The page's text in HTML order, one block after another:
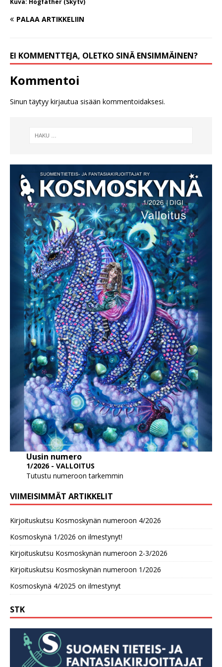
Kuva: Hogfather (Skytv)
PALAA ARTIKKELIIN
EI KOMMENTTEJA, OLETKO SINÄ ENSIMMÄINEN?
Kommentoi
Sinun täytyy kirjautua sisään kommentoidaksesi.
Uusin numero
1/2026 - VALLOITUS
Tutustu numeroon tarkemmin
VIIMEISIMMÄT ARTIKKELIT
Kirjoituskutsu Kosmoskynän numeroon 4/2026
Kosmoskynä 1/2026 on ilmestynyt!
Kirjoituskutsu Kosmoskynän numeroon 2-3/2026
Kirjoituskutsu Kosmoskynän numeroon 1/2026
Kosmoskynä 4/2025 on ilmestynyt
STK